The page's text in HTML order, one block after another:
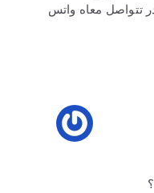
تتواصل معاه واتس